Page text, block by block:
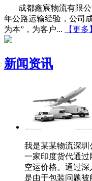
成都鑫宸物流有限公
年公路运输经验，公司
为本”，为客户...
【更多
新闻资讯
我是某某物流深圳
一家印度货代通
空运价格。通过深
是由于包装问题